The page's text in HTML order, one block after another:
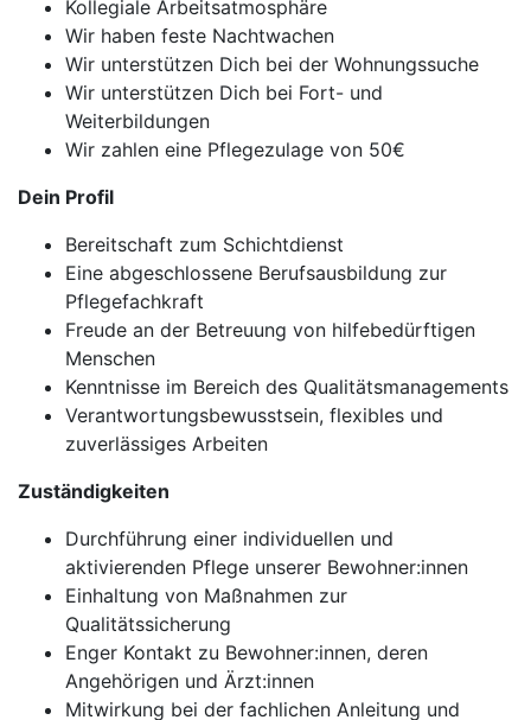
Kollegiale Arbeitsatmosphäre
Wir haben feste Nachtwachen
Wir unterstützen Dich bei der Wohnungssuche
Wir unterstützen Dich bei Fort- und
Weiterbildungen
Wir zahlen eine Pflegezulage von 50€
Dein Profil
Bereitschaft zum Schichtdienst
Eine abgeschlossene Berufsausbildung zur
Pflegefachkraft
Freude an der Betreuung von hilfebedürftigen
Menschen
Kenntnisse im Bereich des Qualitätsmanagements
Verantwortungsbewusstsein, flexibles und
zuverlässiges Arbeiten
Zuständigkeiten
Durchführung einer individuellen und
aktivierenden Pflege unserer Bewohner:innen
Einhaltung von Maßnahmen zur
Qualitätssicherung
Enger Kontakt zu Bewohner:innen, deren
Angehörigen und Ärzt:innen
Mitwirkung bei der fachlichen Anleitung und